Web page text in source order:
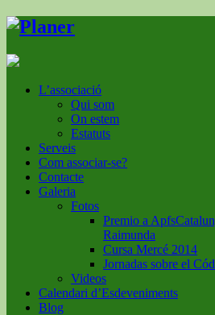
L’associació
Qui som
On estem
Estatuts
Serveis
Com associar-se?
Contacte
Galeria
Fotos
Premio a
Raimunda
Cursa Mercé 2014
Jornadas sobre el
Videos
Calendari d’Esdeveniments
Blog